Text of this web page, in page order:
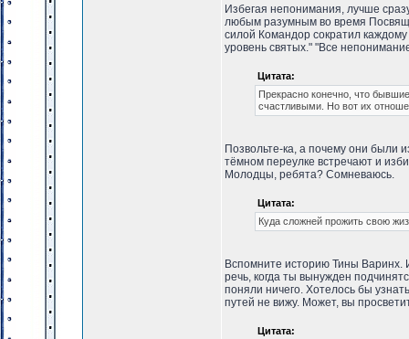
Избегая непонимания, лучше
любым разумным во время
силой Командор сократил
уровень святых." "Все
Цитата:
Прекрасно конечно, что
счастливыми. Но вот их
Позвольте-ка, а почему они были
тёмном переулке встречают и
Молодцы, ребята? Сомневаюсь.
Цитата:
Куда сложней прожить свою
Вспомните историю Тины Варинх.
речь, когда ты вынужден
поняли ничего. Хотелось бы
путей не вижу. Может, вы
Цитата: